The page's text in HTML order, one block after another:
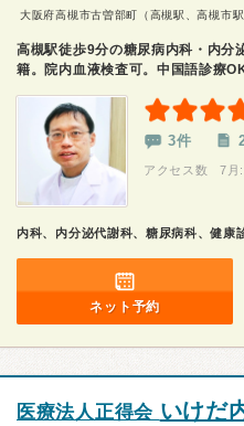
大阪府高槻市古曽部町（高槻駅、高槻市駅
高槻駅徒歩9分の糖尿病内科・内分
籍。院内血液検査可。中国語診療
3件
アクセス数 7月:
内科、内分泌代謝科、糖尿病科、健康
ネット予約
医療法人正得会 いけだ